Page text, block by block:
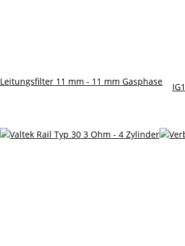
Leitungsfilter 11 mm - 11 mm Gasphase